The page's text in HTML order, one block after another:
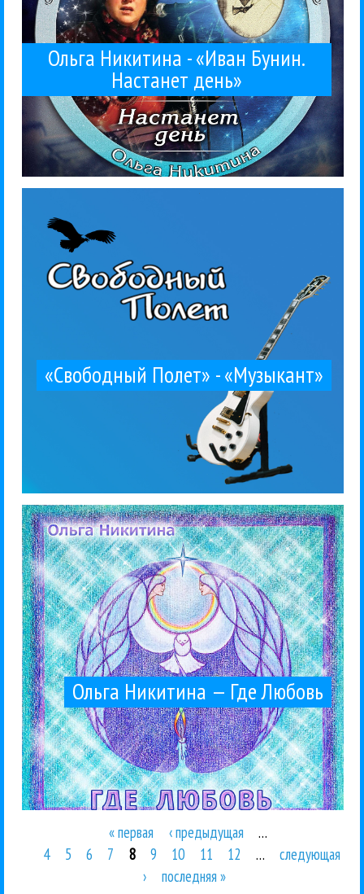
Ольга Никитина - «Иван Бунин.
Настанет день»
«Свободный Полет» - «Музыкант»
1 августа выходит сингл «Музыкант» от инди-
группы «Свободный полет». Трек о судьбе
«Свободный Полет», 2015. Жанр: рок, русский рок,
блюз-рок....
Ольга Никитина — Где Любовь
Ольга Никитина — Где
Любовь
24 / 07 / 2015
Между жанров Ольга Никитина Рецензии
Камерный альбом поэтессы и барда Ольги
Никитиной решительно отличается от
Сергеем Рудницким («Аракс»).CD. Бомба-Питер,
Страницы
« первая ‹ предыдущая
…
4
5 6 7 8 9 10 11 12 …
следующая
›
последняя »